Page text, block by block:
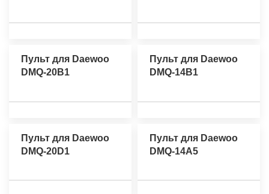
Пульт для Daewoo
DMQ-20B1
Пульт для Daewoo
DMQ-14B1
Пульт для Daewoo
DMQ-20D1
Пульт для Daewoo
DMQ-14A5